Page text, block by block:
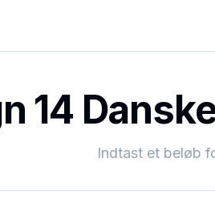
14
Indtast et beløb